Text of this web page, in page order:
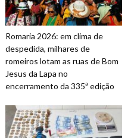
Romaria 2026: em clima de
despedida, milhares de
romeiros lotam as ruas de Bom
Jesus da Lapa no
encerramento da 335ª edição